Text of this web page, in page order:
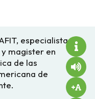
especialista en
magister en
de las
de